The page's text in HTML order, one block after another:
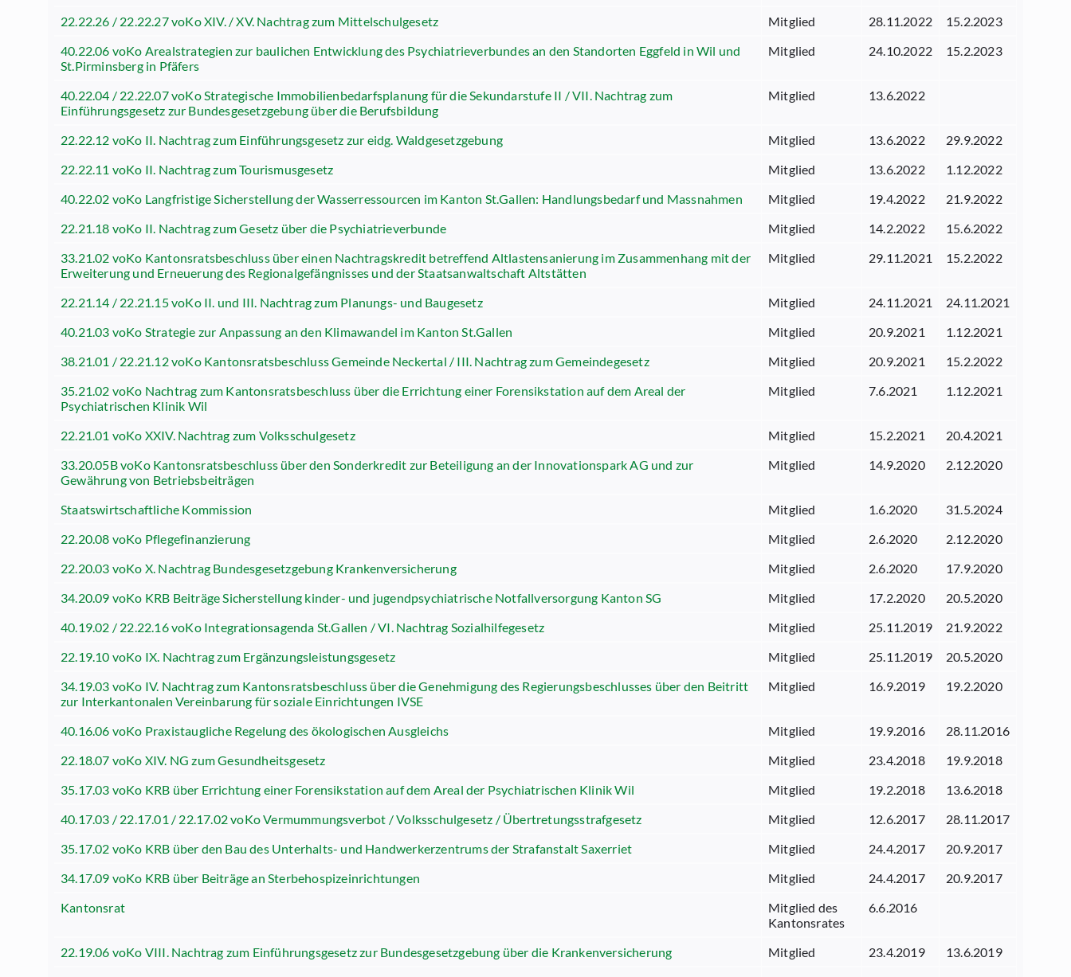
22.22.26 / 22.22.27 voKo XIV. / XV. Nachtrag zum Mittelschulgesetz
Mitglied 28.11.2022
15.2.2023
40.22.06 voKo Arealstrategien zur baulichen Entwicklung des Psychiatrieverbundes an den Standorten Eggfeld in Wil und
St.Pirminsberg in Pfäfers
Mitglied 24.10.2022 15.2.2023
40.22.04 / 22.22.07 voKo Strategische Immobilienbedarfsplanung für die Sekundarstufe II / VII. Nachtrag zum
Einführungsgesetz zur Bundesgesetzgebung über die Berufsbildung
Mitglied 13.6.2022
22.22.12 voKo II. Nachtrag zum Einführungsgesetz zur eidg. Waldgesetzgebung Mitglied 13.6.2022
29.9.2022
22.22.11 voKo II. Nachtrag zum Tourismusgesetz
Mitglied 13.6.2022
1.12.2022
40.22.02 voKo Langfristige Sicherstellung der Wasserressourcen im Kanton St.Gallen: Handlungsbedarf und Massnahmen
Mitglied 19.4.2022
21.9.2022
22.21.18 voKo II. Nachtrag zum Gesetz über die Psychiatrieverbunde
Mitglied 14.2.2022
15.6.2022
33.21.02 voKo Kantonsratsbeschluss über einen Nachtragskredit betreffend Altlastensanierung im Zusammenhang mit der
Erweiterung und Erneuerung des Regionalgefängnisses und der Staatsanwaltschaft Altstätten
Mitglied 29.11.2021 15.2.2022
22.21.14 / 22.21.15 voKo II. und III. Nachtrag zum Planungs- und Baugesetz Mitglied 24.11.2021
24.11.2021
40.21.03 voKo Strategie zur Anpassung an den Klimawandel im Kanton St.Gallen
Mitglied 20.9.2021
1.12.2021
38.21.01 / 22.21.12 voKo Kantonsratsbeschluss Gemeinde Neckertal / III. Nachtrag zum Gemeindegesetz
Mitglied 20.9.2021
15.2.2022
35.21.02 voKo Nachtrag zum Kantonsratsbeschluss über die Errichtung einer Forensikstation auf dem Areal der
Psychiatrischen Klinik Wil
Mitglied 7.6.2021 1.12.2021
22.21.01 voKo XXIV. Nachtrag zum Volksschulgesetz Mitglied 15.2.2021
20.4.2021
33.20.05B voKo Kantonsratsbeschluss über den Sonderkredit zur Beteiligung an der Innovationspark AG und zur
Gewährung von Betriebsbeiträgen
Mitglied 14.9.2020 2.12.2020
Staatswirtschaftliche Kommission Mitglied 1.6.2020
31.5.2024
22.20.08 voKo Pflegefinanzierung
Mitglied 2.6.2020
2.12.2020
22.20.03 voKo X. Nachtrag Bundesgesetzgebung Krankenversicherung
Mitglied 2.6.2020
17.9.2020
34.20.09 voKo KRB Beiträge Sicherstellung kinder- und jugendpsychiatrische Notfallversorgung Kanton SG
Mitglied 17.2.2020
20.5.2020
40.19.02 / 22.22.16 voKo Integrationsagenda St.Gallen / VI. Nachtrag Sozialhilfegesetz
Mitglied 25.11.2019
21.9.2022
22.19.10 voKo IX. Nachtrag zum Ergänzungsleistungsgesetz
Mitglied 25.11.2019
20.5.2020
34.19.03 voKo IV. Nachtrag zum Kantonsratsbeschluss über die Genehmigung des Regierungsbeschlusses über den Beitritt
zur Interkantonalen Vereinbarung für soziale Einrichtungen IVSE
Mitglied 16.9.2019 19.2.2020
40.16.06 voKo Praxistaugliche Regelung des ökologischen Ausgleichs Mitglied 19.9.2016
28.11.2016
22.18.07 voKo XIV. NG zum Gesundheitsgesetz
Mitglied 23.4.2018
19.9.2018
35.17.03 voKo KRB über Errichtung einer Forensikstation auf dem Areal der Psychiatrischen Klinik Wil
Mitglied 19.2.2018
13.6.2018
40.17.03 / 22.17.01 / 22.17.02 voKo Vermummungsverbot / Volksschulgesetz / Übertretungsstrafgesetz
Mitglied 12.6.2017
28.11.2017
35.17.02 voKo KRB über den Bau des Unterhalts- und Handwerkerzentrums der Strafanstalt Saxerriet
Mitglied 24.4.2017
20.9.2017
34.17.09 voKo KRB über Beiträge an Sterbehospizeinrichtungen
Mitglied 24.4.2017
20.9.2017
Kantonsrat
Mitglied des
Kantonsrates
6.6.2016
22.19.06 voKo VIII. Nachtrag zum Einführungsgesetz zur Bundesgesetzgebung über die Krankenversicherung Mitglied 23.4.2019
13.6.2019